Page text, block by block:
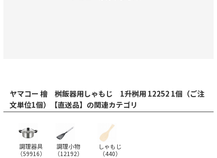
ヤマコー 檜 桝飯器用しゃもじ 1升桝用 12252 1個（ご注
文単位1個）【直送品】の関連カテゴリ
調理器具
（59916）
調理小物
（12192）
しゃもじ
（440）